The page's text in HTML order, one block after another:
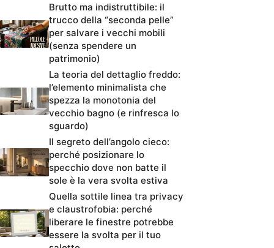
Brutto ma indistruttibile: il
trucco della “seconda pelle”
per salvare i vecchi mobili
(senza spendere un
patrimonio)
La teoria del dettaglio freddo:
l’elemento minimalista che
spezza la monotonia del
vecchio bagno (e rinfresca lo
sguardo)
Il segreto dell’angolo cieco:
perché posizionare lo
specchio dove non batte il
sole è la vera svolta estiva
Quella sottile linea tra privacy
e claustrofobia: perché
liberare le finestre potrebbe
essere la svolta per il tuo